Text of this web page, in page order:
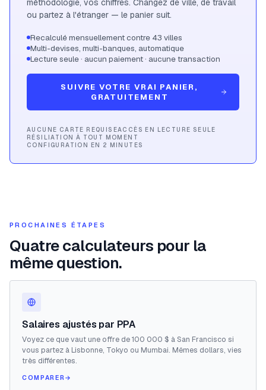
méthodologie, vos chiffres. Changez de ville, de travail
ou partez à l'étranger — le panier suit.
Recalculé mensuellement contre 43 villes
Multi-devises, multi-banques, automatique
Lecture seule · aucun paiement · aucune transaction
SUIVRE VOTRE VRAI PANIER,
GRATUITEMENT
AUCUNE CARTE REQUISEACCÈS EN LECTURE SEULE
RÉSILIATION À TOUT MOMENT
CONFIGURATION EN 2 MINUTES
PROCHAINES ÉTAPES
Quatre calculateurs pour la
même question.
Salaires ajustés par PPA
Voyez ce que vaut une offre de 100 000 $ à San Francisco si
vous partez à Lisbonne, Tokyo ou Mumbai. Mêmes dollars, vies
très différentes.
COMPARER→